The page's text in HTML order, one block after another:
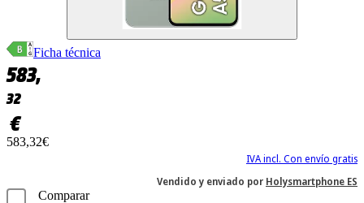
Ficha técnica
583,
32
€
583,32€
IVA incl. Con envío gratis
Vendido y enviado por Holysmartphone ES
Comparar